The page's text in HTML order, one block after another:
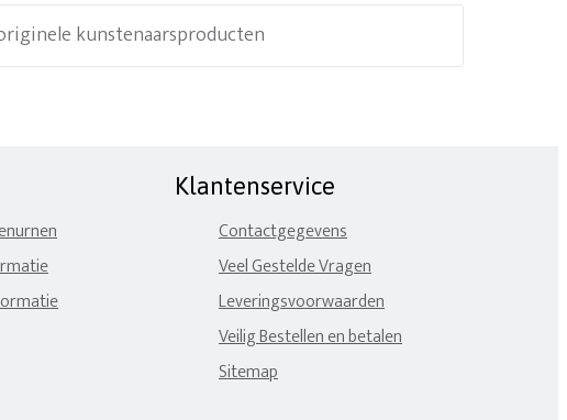
kunstenaarsproducten
Klantenservice
Contactgegevens
Veel Gestelde Vragen
Leveringsvoorwaarden
Veilig Bestellen en betalen
Sitemap